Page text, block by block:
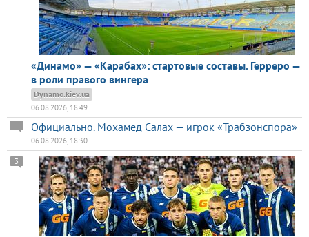
«Динамо» — «Карабах»: стартовые составы. Герреро —
в роли правого вингера
Dynamo.kiev.ua
06.08.2026, 18:49
Официально. Мохамед Салах — игрок «Трабзонспора»
06.08.2026, 18:30
3